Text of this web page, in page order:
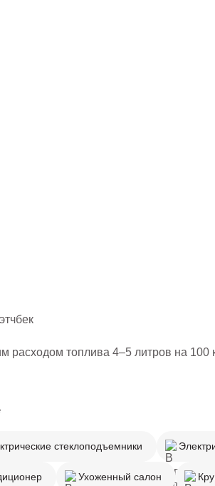
расходом топлива 4–5 литров на 100
стеклоподъемники
Ухоженный салон